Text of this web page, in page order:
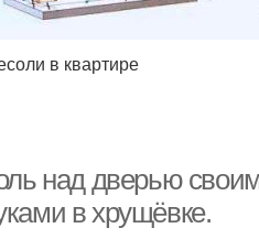
в квартире
над дверью
в хрущёвке.